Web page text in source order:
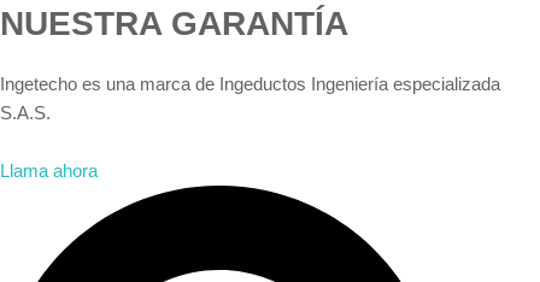
NUESTRA GARANTÍA
Ingetecho es una marca de Ingeductos Ingeniería especializada
S.A.S.
Llama ahora